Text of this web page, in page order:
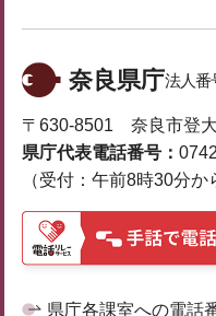
奈良県庁法人番
〒630-8501 奈良市登
県庁代表電話番号：
（受付：午前8時30分か
県庁各課室への電話